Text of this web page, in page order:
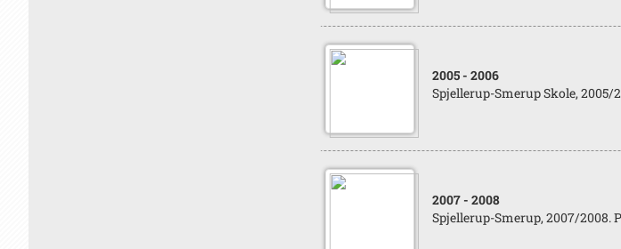
2005 - 2006
Spjellerup-Smerup Skole, 2005/
2007 - 2008
Spjellerup-Smerup, 2007/2008.